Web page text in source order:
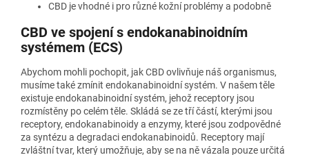
CBD je vhodné i pro různé kožní problémy a podobně
CBD ve spojení s endokanabinoidním
systémem (ECS)
Abychom mohli pochopit, jak CBD ovlivňuje náš organismus,
musíme také zmínit endokanabinoidní systém. V našem těle
existuje endokanabinoidní systém, jehož receptory jsou
rozmístěny po celém těle. Skládá se ze tří částí, kterými jsou
receptory, endokanabinoidy a enzymy, které jsou zodpovědné
za syntézu a degradaci endokanabinoidů. Receptory mají
zvláštní tvar, který umožňuje, aby se na ně vázala pouze určitá